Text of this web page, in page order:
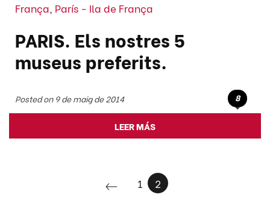
França, París - Ila de França
PARIS. Els nostres 5
museus preferits.
Posted on 9 de maig de 2014 8
LEER MÁS
1 2